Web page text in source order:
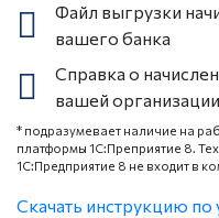
Файл выгрузки
вашего банка
Справка о
вашей организации
* подразумевает наличие на
платформы 1С:Преприятие 8.
1С:Предприятие 8 не входит в
Скачать инструкцию